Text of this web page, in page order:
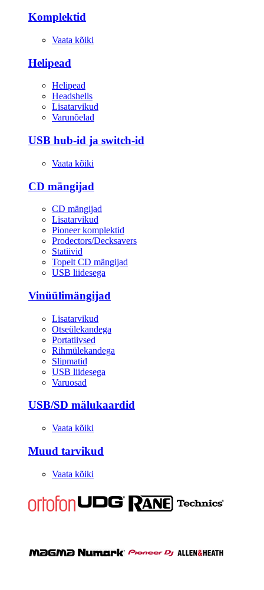
Komplektid
Vaata kõiki
Helipead
Helipead
Headshells
Lisatarvikud
Varunõelad
USB hub-id ja switch-id
Vaata kõiki
CD mängijad
CD mängijad
Lisatarvikud
Pioneer komplektid
Prodectors/Decksavers
Statiivid
Topelt CD mängijad
USB liidesega
Vinüülimängijad
Lisatarvikud
Otseülekandega
Portatiivsed
Rihmülekandega
Slipmatid
USB liidesega
Varuosad
USB/SD mälukaardid
Vaata kõiki
Muud tarvikud
Vaata kõiki